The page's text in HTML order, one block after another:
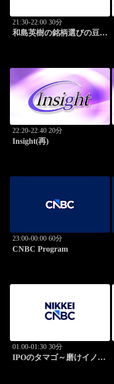
21:30-22:00 30分
和島英樹の銘柄選びの豆知
22:20-22:40 20分
Insight(再)
23:00-00:00 60分
CNBC Program
01:00-01:30 30分
IPOのタマゴ～磨けイノベ